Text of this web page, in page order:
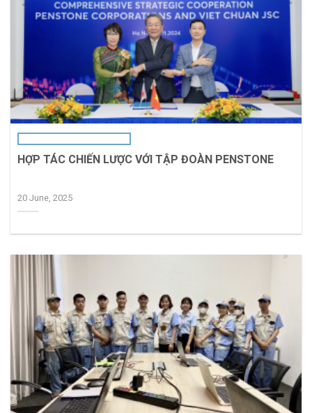
HỢP TÁC CHIẾN LƯỢC VỚI TẬP ĐOÀN PENSTONE
20 June, 2025